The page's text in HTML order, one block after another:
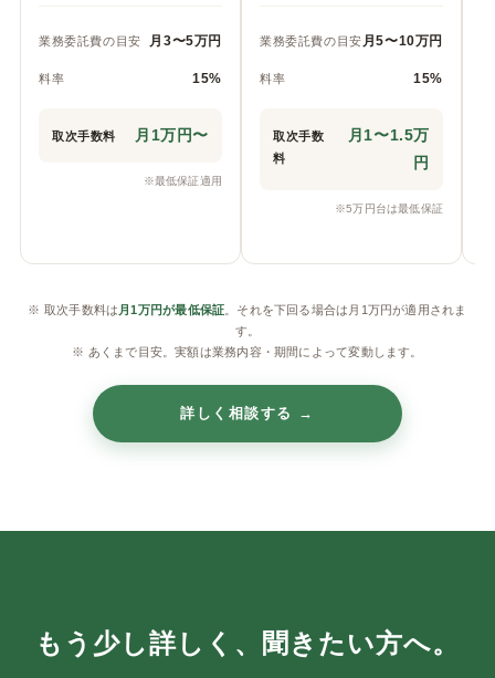
業務委託費の目安 月3〜5万円
料率 15%
取次手数料 月1万円〜
※最低保証適用
業務委託費の目安月5〜10万円
料率 15%
取次手数
料
月1〜1.5万
円
※5万円台は最低保証
※ 取次手数料は 月1万円が最低保証 。それを下回る場合は月1万円が適用されま
す。
※ あくまで目安。実額は業務内容・期間によって変動します。
詳しく相談する →
もう少し詳しく、聞きたい方へ。